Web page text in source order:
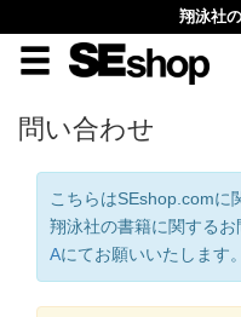
翔泳社
問い合わせ
こちらはSEshop.comに
翔泳社の書籍に関するお
Aにてお願いいたします。